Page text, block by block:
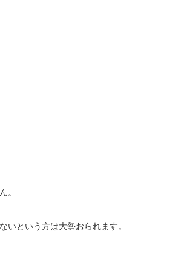
。
という方は大勢おられます。